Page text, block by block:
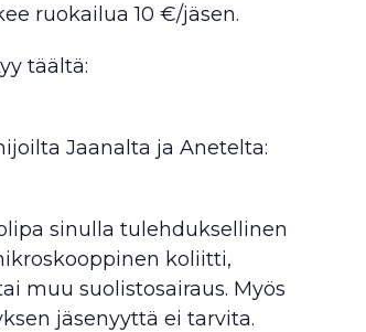
ruokailua 10 €/jäsen.
täältä:
Jaanalta ja Anetelta:
sinulla tulehduksellinen
koliitti,
muu suolistosairaus. Myös
jäsenyyttä ei tarvita.